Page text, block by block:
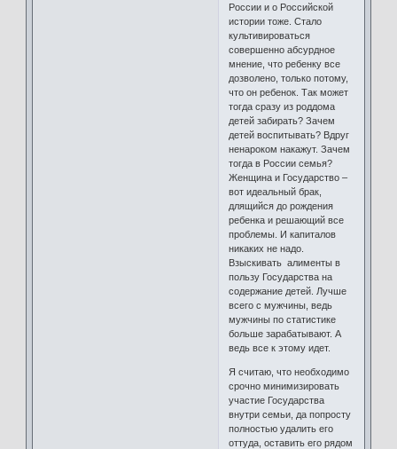
России и о Российской
истории тоже. Стало
культивироваться
совершенно абсурдное
мнение, что ребенку все
дозволено, только потому,
что он ребенок. Так может
тогда сразу из роддома
детей забирать? Зачем
детей воспитывать? Вдруг
ненароком накажут. Зачем
тогда в России семья?
Женщина и Государство –
вот идеальный брак,
длящийся до рождения
ребенка и решающий все
проблемы. И капиталов
никаких не надо.
Взыскивать алименты в
пользу Государства на
содержание детей. Лучше
всего с мужчины, ведь
мужчины по статистике
больше зарабатывают. А
ведь все к этому идет.
Я считаю, что необходимо
срочно минимизировать
участие Государства
внутри семьи, да попросту
полностью удалить его
оттуда, оставить его рядом